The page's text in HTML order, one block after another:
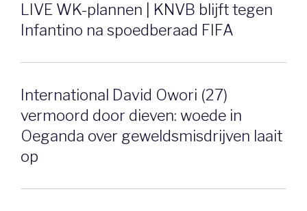
LIVE WK-plannen | KNVB blijft tegen
Infantino na spoedberaad FIFA
International David Owori (27)
vermoord door dieven: woede in
Oeganda over geweldsmisdrijven laait
op